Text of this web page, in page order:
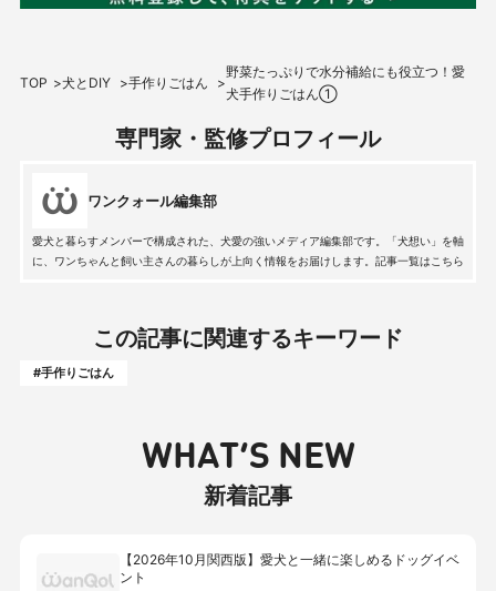
TOP 犬とDIY 手作りごはん
野菜たっぷりで水分補給にも役立つ！愛
犬手作りごはん①
専門家・監修プロフィール
ワンクォール編集部
愛犬と暮らすメンバーで構成された、犬愛の強いメディア編集部です。「犬想い」を軸
に、ワンちゃんと飼い主さんの暮らしが上向く情報をお届けします。記事一覧はこちら
この記事に関連するキーワード
#手作りごはん
WHAT’S NEW
新着記事
【2026年10月関西版】愛犬と一緒に楽しめるドッグイベ
ント